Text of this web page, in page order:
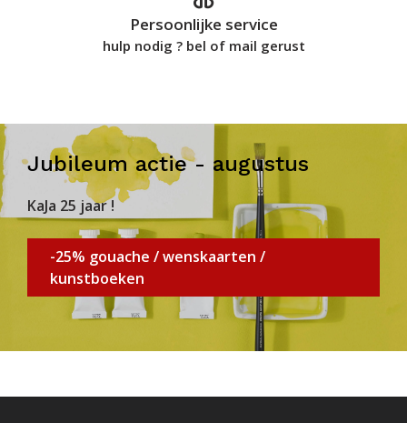
Persoonlijke service
hulp nodig ? bel of mail gerust
Jubileum actie - augustus
KaJa 25 jaar !
-25% gouache / wenskaarten /
kunstboeken